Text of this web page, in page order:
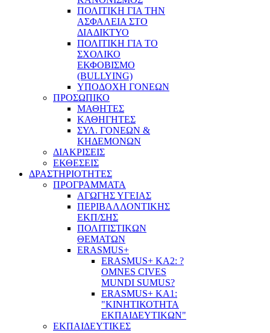
ΠΟΛΙΤΙΚΗ ΓΙΑ ΤΗΝ
ΑΣΦΑΛΕΙΑ ΣΤΟ
ΔΙΑΔΙΚΤΥΟ
ΠΟΛΙΤΙΚΗ ΓΙΑ ΤΟ
ΣΧΟΛΙΚΟ
ΕΚΦΟΒΙΣΜΟ
(BULLYING)
ΥΠΟΔΟΧΗ ΓΟΝΕΩΝ
ΠΡΟΣΩΠΙΚΟ
ΜΑΘΗΤΕΣ
ΚΑΘΗΓΗΤΕΣ
ΣΥΛ. ΓΟΝΕΩΝ &
ΚΗΔΕΜΟΝΩΝ
ΔΙΑΚΡΙΣΕΙΣ
ΕΚΘΕΣΕΙΣ
ΔΡΑΣΤΗΡΙΟΤΗΤΕΣ
ΠΡΟΓΡΑΜΜΑΤΑ
ΑΓΩΓΗΣ ΥΓΕΙΑΣ
ΠΕΡΙΒΑΛΛΟΝΤΙΚΗΣ
ΕΚΠ/ΣΗΣ
ΠΟΛΙΤΙΣΤΙΚΩΝ
ΘΕΜΑΤΩΝ
ERASMUS+
ERASMUS+ KA2: ?
OMNES CIVES
MUNDI SUMUS?
ERASMUS+ KA1:
"ΚΙΝΗΤΙΚΟΤΗΤΑ
ΕΚΠΑΙΔΕΥΤΙΚΩΝ"
ΕΚΠΑΙΔΕΥΤΙΚΕΣ